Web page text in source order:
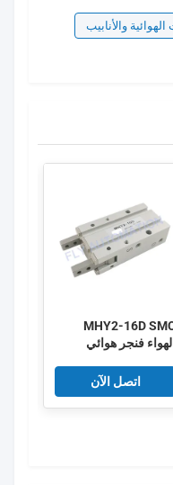
والأنابيب
MHY2-16D
الهواء فنجر هوائي
مزدوجة بالنيابة القابض
كام
اتصل الآن